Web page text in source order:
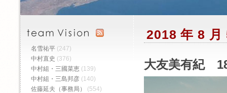
2018 年 8 月
大友美有紀
名雪祐平 (247)
中村直史 (376)
中村組・三國菜恵 (139)
中村組・三島邦彦 (140)
佐藤延夫（事務局）
(554)